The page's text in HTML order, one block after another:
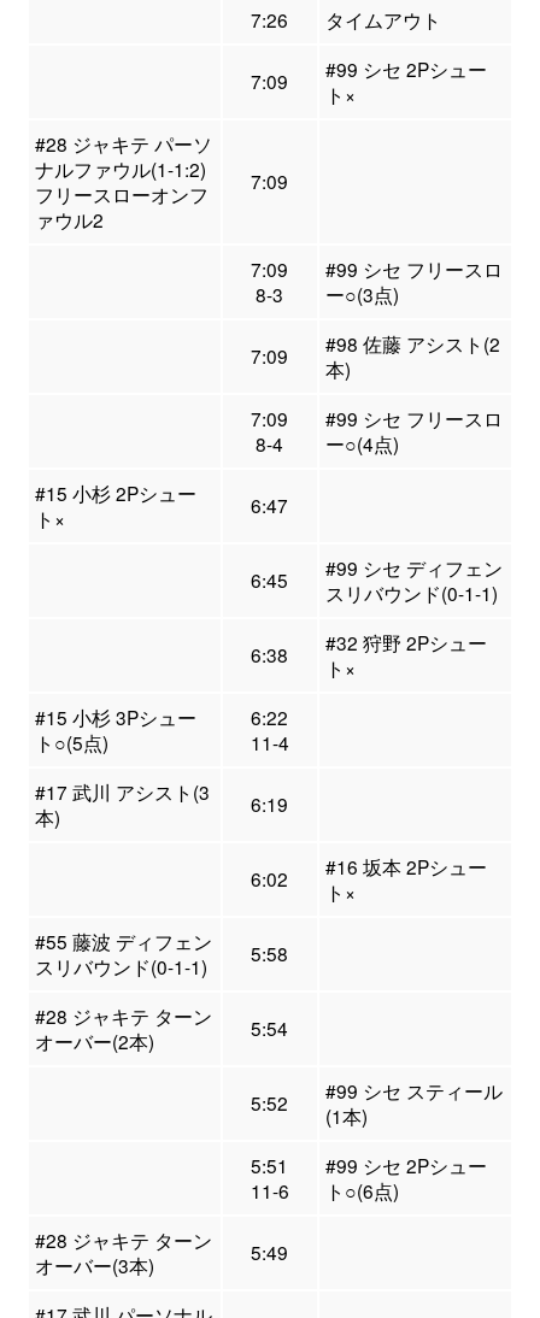
7:26 タイムアウト
7:09
#99 シセ 2Pシュー
ト×
#28 ジャキテ パーソ
ナルファウル(1-1:2)
フリースローオンフ
ァウル2
7:09
7:09
8-3
#99 シセ フリースロ
ー○(3点)
7:09
#98 佐藤 アシスト(2
本)
7:09
8-4
#99 シセ フリースロ
ー○(4点)
#15 小杉 2Pシュー
ト×
6:47
6:45
#99 シセ ディフェン
スリバウンド(0-1-1)
6:38
#32 狩野 2Pシュー
ト×
#15 小杉 3Pシュー
ト○(5点)
6:22
11-4
#17 武川 アシスト(3
本)
6:19
6:02
#16 坂本 2Pシュー
ト×
#55 藤波 ディフェン
スリバウンド(0-1-1)
5:58
#28 ジャキテ ターン
オーバー(2本)
5:54
5:52
#99 シセ スティール
(1本)
5:51
11-6
#99 シセ 2Pシュー
ト○(6点)
#28 ジャキテ ターン
オーバー(3本)
5:49